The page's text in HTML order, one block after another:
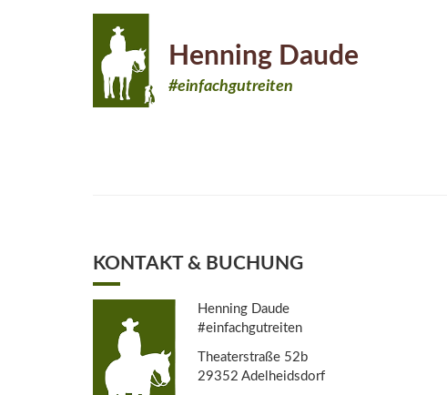
Henning Daude
#einfachgutreiten
KONTAKT & BUCHUNG
Henning Daude
#einfachgutreiten
Theaterstraße 52b
29352 Adelheidsdorf